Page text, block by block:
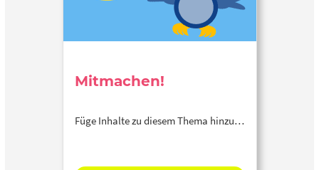
Mitmachen!
Füge Inhalte zu diesem Thema hinzu…